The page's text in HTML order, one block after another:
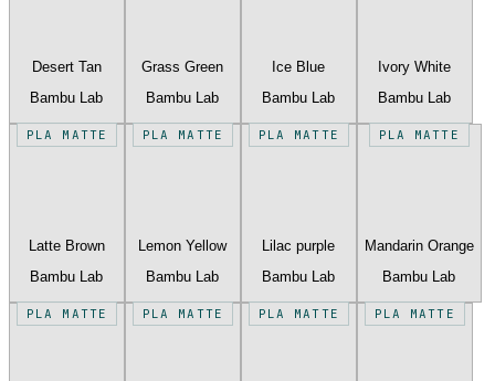
Desert Tan
Bambu Lab
Grass Green
Bambu Lab
Ice Blue
Bambu Lab
Ivory White
Bambu Lab
PLA MATTE
Latte Brown
Bambu Lab
PLA MATTE
Lemon Yellow
Bambu Lab
PLA MATTE
Lilac purple
Bambu Lab
PLA MATTE
Mandarin Orange
Bambu Lab
PLA MATTE PLA MATTE PLA MATTE PLA MATTE